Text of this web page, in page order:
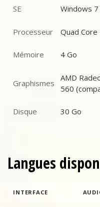
SE SE
Windows 7
Processeur Processeur
Quad Core
Mémoire Mémoire
4 Go
Graphismes
AMD
560
Disque Disque
30 Go
Langues
INTERFACE